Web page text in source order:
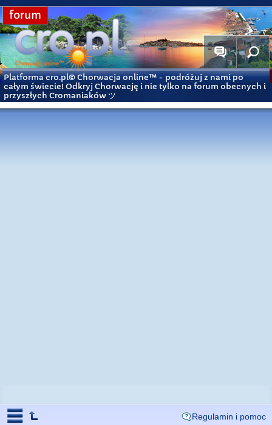
forum
Platforma cro.pl© Chorwacja online™ - podróżuj z nami po
całym świecie! Odkryj Chorwację i nie tylko na forum obecnych i
przyszłych Cromaniaków ツ
Regulamin i pomoc